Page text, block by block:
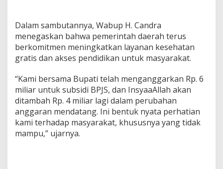
Dalam sambutannya, Wabup H. Candra
menegaskan bahwa pemerintah daerah terus
berkomitmen meningkatkan layanan kesehatan
gratis dan akses pendidikan untuk masyarakat.
“Kami bersama Bupati telah menganggarkan Rp. 6
miliar untuk subsidi BPJS, dan InsyaaAllah akan
ditambah Rp. 4 miliar lagi dalam perubahan
anggaran mendatang. Ini bentuk nyata perhatian
kami terhadap masyarakat, khususnya yang tidak
mampu,” ujarnya.